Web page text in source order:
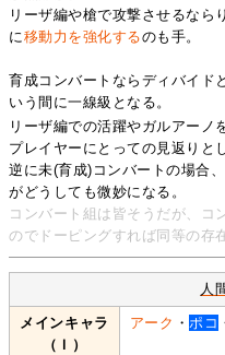
リーザ編や槍で攻撃させるなら
に移動力を強化するのも手。
育成コンバートならディバイド
いう間に一線級となる。
リーザ編での活躍やガルアーノ
プレイヤーにとっての見返りと
逆に未(育成)コンバートの場合
がどうしても微妙になる。
コンバート組は皆そうだが、コ
のでドーピングすれば同等の存
人
メインキャラ
（Ｉ）
アーク ・ポコ